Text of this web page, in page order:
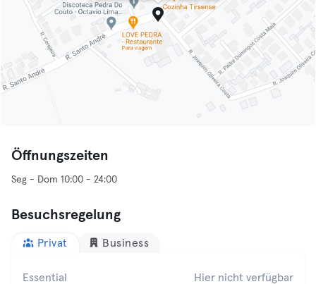
Öffnungszeiten
Seg - Dom 10:00 - 24:00
Besuchsregelung
Privat Business
Essential Hier nicht verfügbar